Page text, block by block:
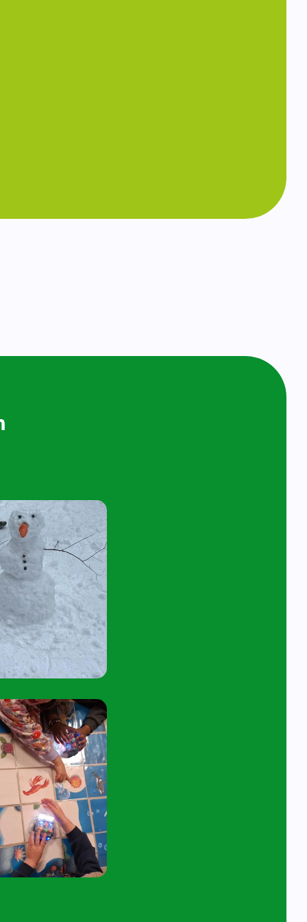
bij ons op
4 jaar en hun ouder/verzorger zijn van
kijk- en speelochtend op woensdag 10
tot 10:15 uur.
een e-mail aan